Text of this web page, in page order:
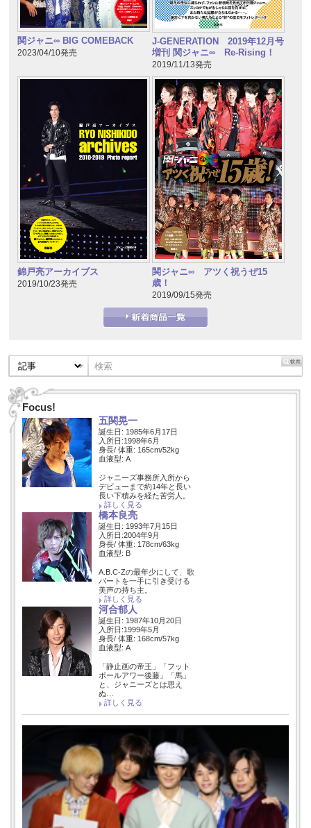
関ジャニ∞ BIG COMEBACK
2023/04/10発売
J-GENERATION 2019年12月号
増刊 関ジャニ∞ Re-Rising！
2019/11/13発売
錦戸亮アーカイブス
2019/10/23発売
関ジャニ∞ アツく祝うぜ15
歳！
2019/09/15発売
Focus!
五関晃一
誕生日: 1985年6月17日
入所日:1998年6月
身長/ 体重: 165cm/52kg
血液型: A
ジャニーズ事務所入所から
デビューまで約14年と長い
長い下積みを経た苦労人。
詳しく見る
橋本良亮
誕生日: 1993年7月15日
入所日:2004年9月
身長/ 体重: 178cm/63kg
血液型: B
A.B.C-Zの最年少にして、歌
パートを一手に引き受ける
美声の持ち主。
詳しく見る
河合郁人
誕生日: 1987年10月20日
入所日:1999年5月
身長/ 体重: 168cm/57kg
血液型: A
「静止画の帝王」「フット
ボールアワー後藤」「馬」
と、ジャニーズとは思え
ぬ…
詳しく見る